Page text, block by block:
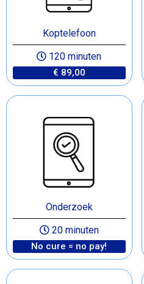
Koptelefoon
120 minuten
€ 89,00
Onderzoek
20 minuten
No cure = no pay!